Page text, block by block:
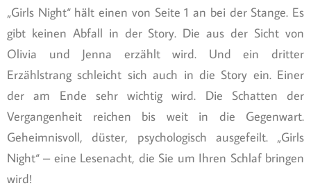
„Girls Night“ hält einen von Seite 1 an bei der Stange. Es
gibt keinen Abfall in der Story. Die aus der Sicht von
Olivia und Jenna erzählt wird. Und ein dritter
Erzählstrang schleicht sich auch in die Story ein. Einer
der am Ende sehr wichtig wird. Die Schatten der
Vergangenheit reichen bis weit in die Gegenwart.
Geheimnisvoll, düster, psychologisch ausgefeilt. „Girls
Night“ – eine Lesenacht, die Sie um Ihren Schlaf bringen
wird!